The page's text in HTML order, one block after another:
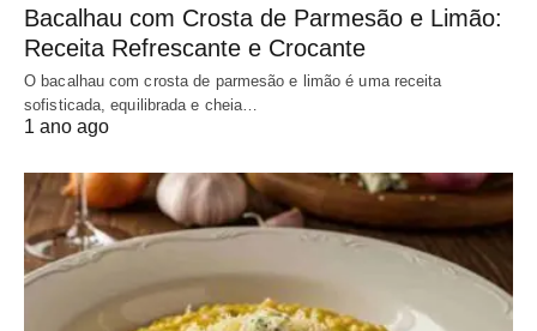
Bacalhau com Crosta de Parmesão e Limão:
Receita Refrescante e Crocante
O bacalhau com crosta de parmesão e limão é uma receita
sofisticada, equilibrada e cheia…
1 ano ago